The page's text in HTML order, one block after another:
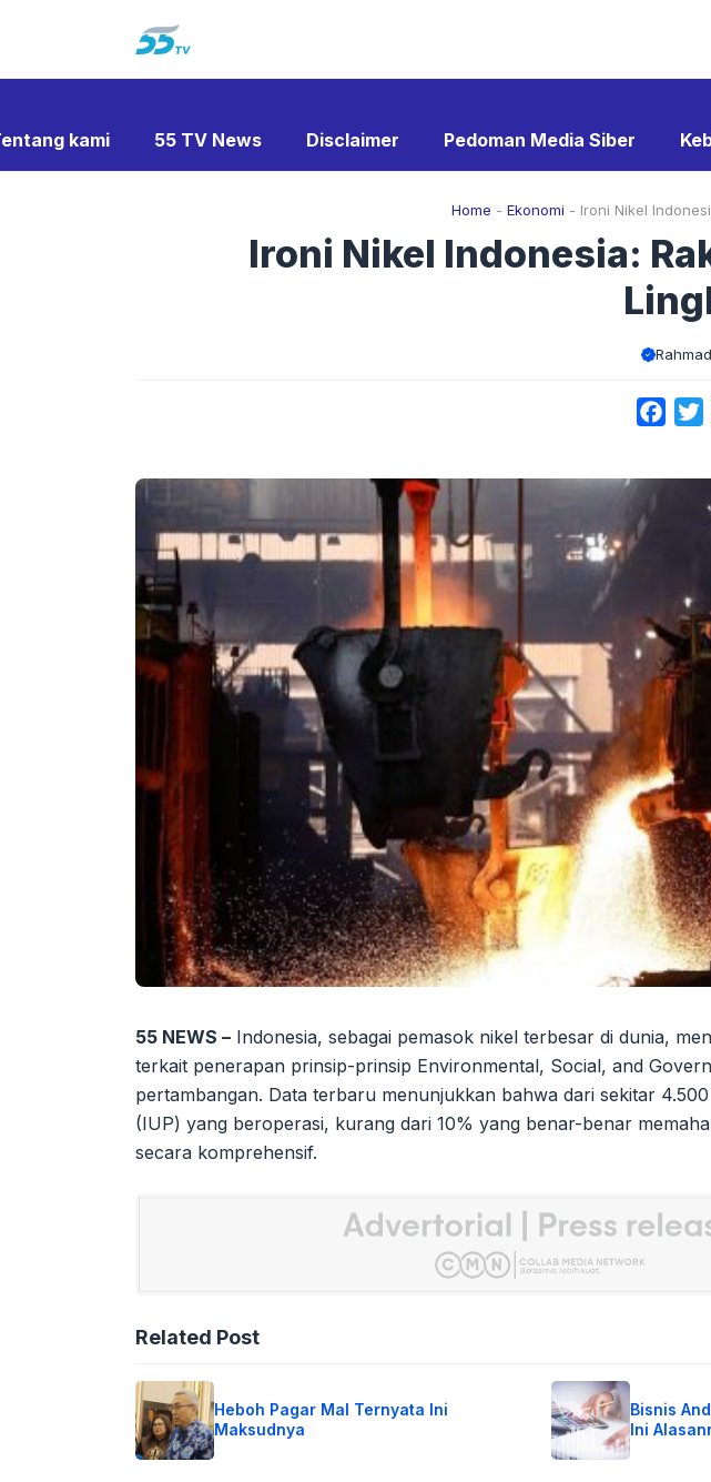
kami 55 TV News Disclaimer Pedoman Media Siber
Home - Ekonomi - Ironi Nikel
Ironi Nikel Indonesia:
Rahmad
55 NEWS – Indonesia, sebagai pemasok nikel terbesar di dunia,
terkait penerapan prinsip-prinsip Environmental, Social, and
pertambangan. Data terbaru menunjukkan bahwa dari sekitar
(IUP) yang beroperasi, kurang dari 10% yang benar-benar
secara komprehensif.
Related Post
Heboh Pagar Mal Ternyata Ini
Maksudnya
Bisnis
Ini